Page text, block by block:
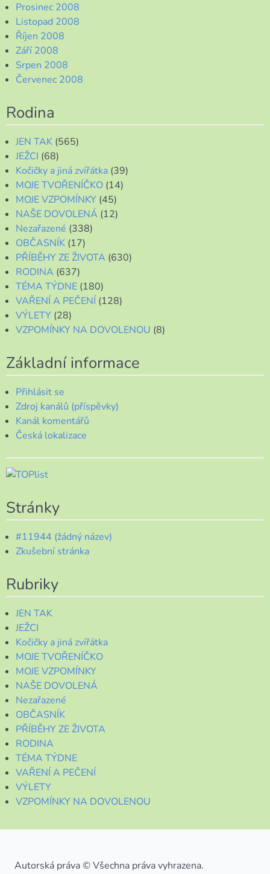
Prosinec 2008
Listopad 2008
Říjen 2008
Září 2008
Srpen 2008
Červenec 2008
Rodina
JEN TAK (565)
JEŽCI (68)
Kočičky a jiná zvířátka (39)
MOJE TVOŘENÍČKO (14)
MOJE VZPOMÍNKY (45)
NAŠE DOVOLENÁ (12)
Nezařazené (338)
OBČASNÍK (17)
PŘÍBĚHY ZE ŽIVOTA (630)
RODINA (637)
TÉMA TÝDNE (180)
VAŘENÍ A PEČENÍ (128)
VÝLETY (28)
VZPOMÍNKY NA DOVOLENOU (8)
Základní informace
Přihlásit se
Zdroj kanálů (příspěvky)
Kanál komentářů
Česká lokalizace
Stránky
#11944 (žádný název)
Zkušební stránka
Rubriky
JEN TAK
JEŽCI
Kočičky a jiná zvířátka
MOJE TVOŘENÍČKO
MOJE VZPOMÍNKY
NAŠE DOVOLENÁ
Nezařazené
OBČASNÍK
PŘÍBĚHY ZE ŽIVOTA
RODINA
TÉMA TÝDNE
VAŘENÍ A PEČENÍ
VÝLETY
VZPOMÍNKY NA DOVOLENOU
Autorská práva © Všechna práva vyhrazena.